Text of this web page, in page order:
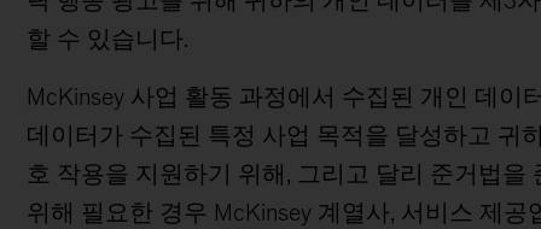
할 수 있습니다.
McKinsey 사업 활동 과정에서 수집된 개인 데이
데이터가 수집된 특정 사업 목적을 달성하고 귀
호 작용을 지원하기 위해, 그리고 달리 준거법을
위해 필요한 경우 McKinsey 계열사, 서비스 제공